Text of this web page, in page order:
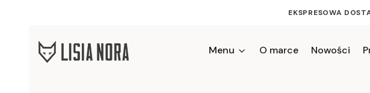
EKSPRESOWA
Menu O marce Nowości